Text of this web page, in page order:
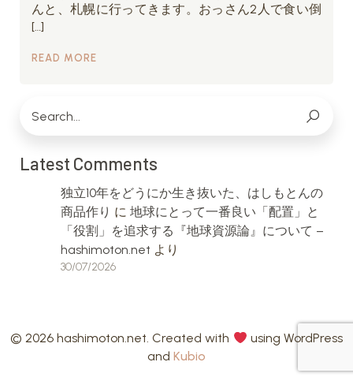
んと、札幌に行ってきます。おっさん2人で食い倒
[…]
READ MORE
Latest Comments
独立10年をどうにか生き抜いた、はしもとんの
商品作り に 地球にとって一番良い「配置」と
「役割」を追求する『地球資源論』について –
hashimoton.net より
30/07/2026
© 2026 hashimoton.net. Created with
using WordPress
and Kubio